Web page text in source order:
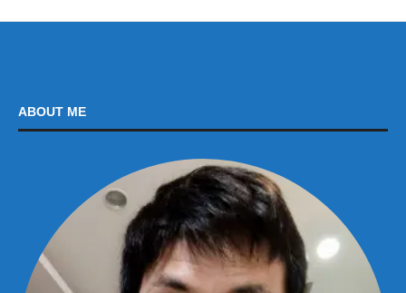
ABOUT ME